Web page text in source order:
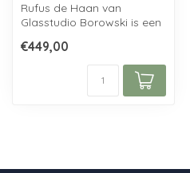
Rufus de Haan van
Glasstudio Borowski is een
het vakma...
€449,00